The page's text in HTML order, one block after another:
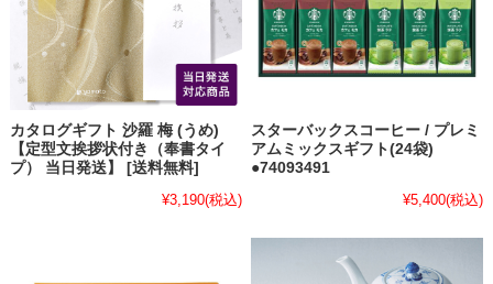
カタログギフト 沙羅 梅 (うめ)
【定型文挨拶状付き（奉書タイ
プ） 当日発送】 [送料無料]
¥3,190(税込)
スターバックスコーヒー / プレミ
アムミックスギフト(24袋)
●74093491
¥5,400(税込)